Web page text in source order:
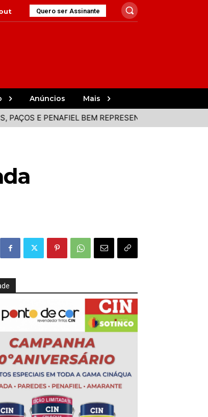
Quero ser Assinante
Anúncios Mais
E PENAFIEL BEM REPRESENTADOS NA VOLTA